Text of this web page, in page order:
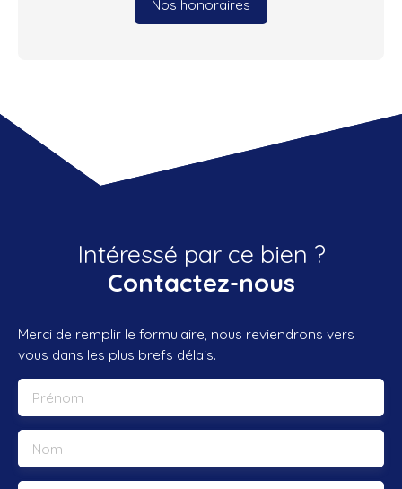
Nos honoraires
Intéressé par ce bien ?
Contactez-nous
Merci de remplir le formulaire, nous reviendrons vers
vous dans les plus brefs délais.
Prénom
Nom